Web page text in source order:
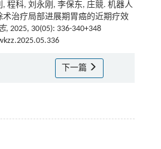
程科, 刘永刚, 李保东, 庄競. 机器人
治疗局部进展期胃癌的近期疗效
, 2025, 30(05): 336-340+348
下一篇